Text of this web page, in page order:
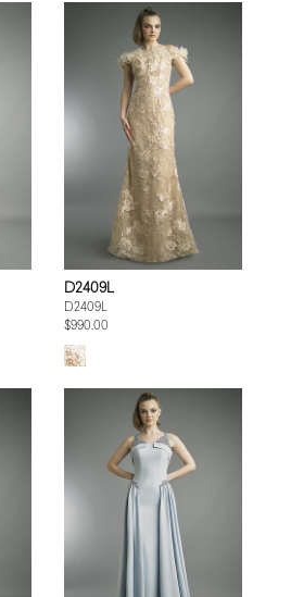
D2409L
D2409L
$990.00